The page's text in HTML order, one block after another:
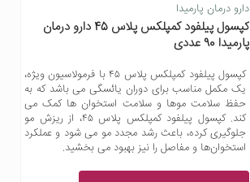
دارو درمان پارمیدا
کپسول پیلفود کمپلکس پلاس 45 دارو درمان
پارمیدا 90 عددی
کپسول پیلفود کمپلکس پلاس ۴۵ با فرمولاسیون ویژه،
یک مکمل مناسب برای دوران یائسگی می باشد که به
حفظ سلامت موها و سلامت استخوان ها کمک می
کند. کپسول پیلفود کمپلکس پلاس ۴۵، از ریزش مو
جلوگیری کرده، باعث رشد مجدد مو می شود و عملکرد
استخوان‌ها و مفاصل را نیز بهبود می بخشید.